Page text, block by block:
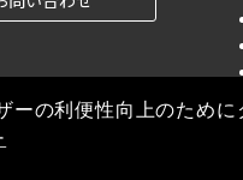
ーの利便性向上のため